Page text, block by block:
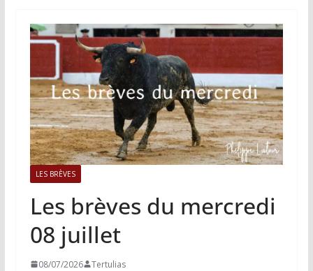
LES BRÈVES
Les brèves du mercredi
08 juillet
08/07/2026 Tertulias